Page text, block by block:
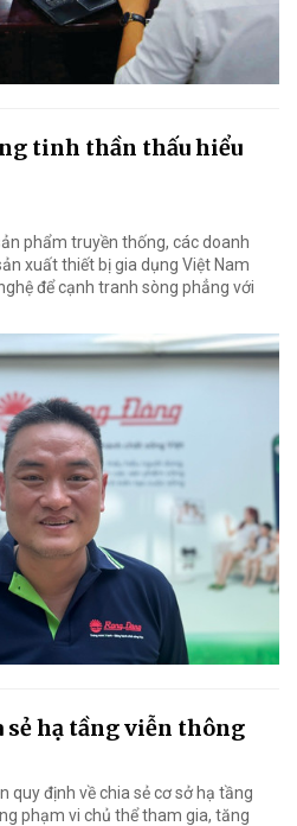
tinh thần thấu hiểu
phẩm truyền thống, các doanh
xuất thiết bị gia dụng Việt Nam
để cạnh tranh sòng phẳng với
sẻ hạ tầng viễn thông
quy định về chia sẻ cơ sở hạ tầng
phạm vi chủ thể tham gia, tăng